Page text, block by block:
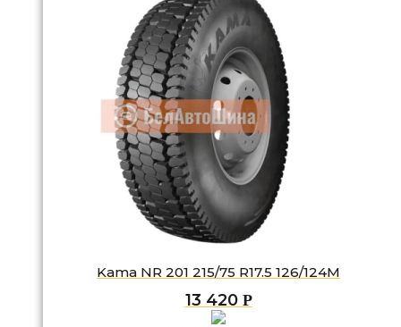
Kama NR 201 215/75 R17.5 126/124M
13 420 Р